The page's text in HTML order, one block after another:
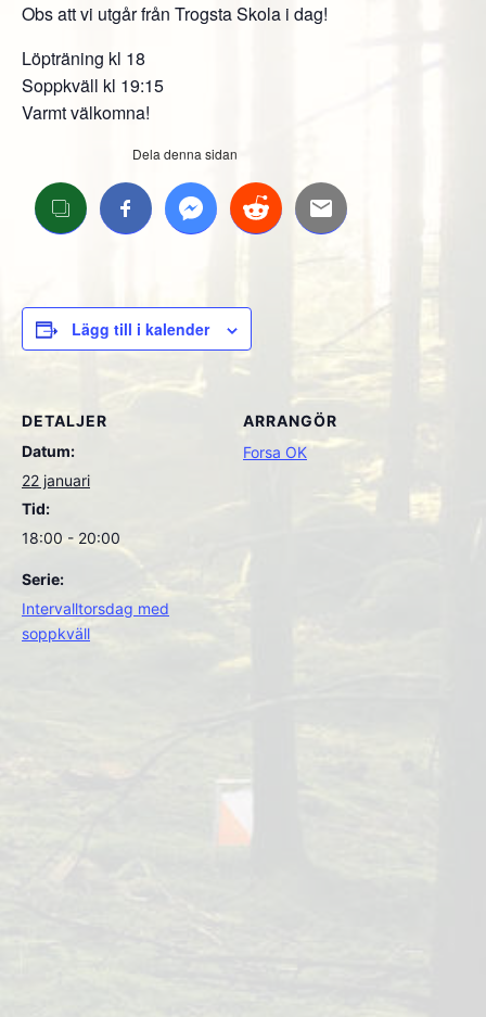
Obs att vi utgår från Trogsta Skola i dag!
Löpträning kl 18
Soppkväll kl 19:15
Varmt välkomna!
Dela denna sidan
Lägg till i kalender
DETALJER
Datum:
22 januari
Tid:
18:00 - 20:00
Serie:
Intervalltorsdag med
soppkväll
ARRANGÖR
Forsa OK